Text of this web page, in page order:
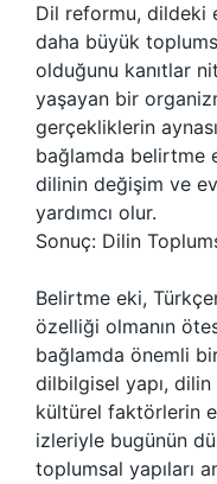
Dil reformu, dildeki
daha büyük
olduğunu kanıtlar
yaşayan bir
gerçekliklerin
bağlamda belirtme
dilinin değişim ve
yardımcı olur.
Sonuç: Dilin
Belirtme eki,
özelliği olmanın
bağlamda önemli
dilbilgisel yapı,
kültürel faktörlerin
izleriyle bugünün
toplumsal yapıları